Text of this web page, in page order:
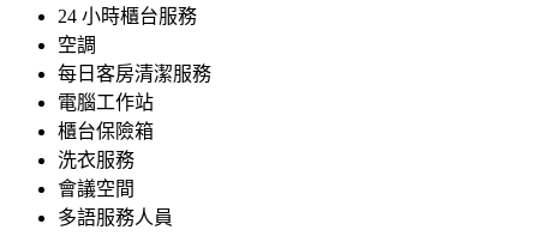
24 小時櫃台服務
空調
每日客房清潔服務
電腦工作站
櫃台保險箱
洗衣服務
會議空間
多語服務人員